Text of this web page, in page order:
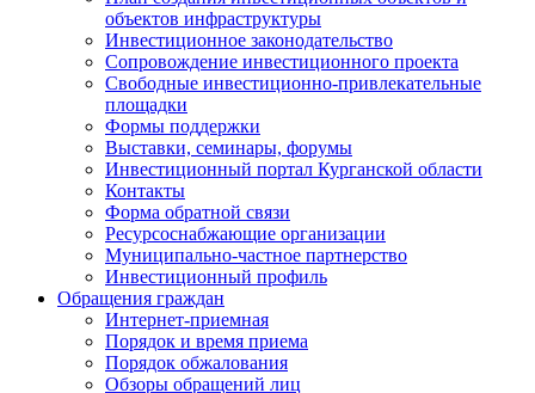
объектов инфраструктуры
Инвестиционное законодательство
Сопровождение инвестиционного проекта
Свободные инвестиционно-привлекательные
площадки
Формы поддержки
Выставки, семинары, форумы
Инвестиционный портал Курганской области
Контакты
Форма обратной связи
Ресурсоснабжающие организации
Муниципально-частное партнерство
Инвестиционный профиль
Обращения граждан
Интернет-приемная
Порядок и время приема
Порядок обжалования
Обзоры обращений лиц